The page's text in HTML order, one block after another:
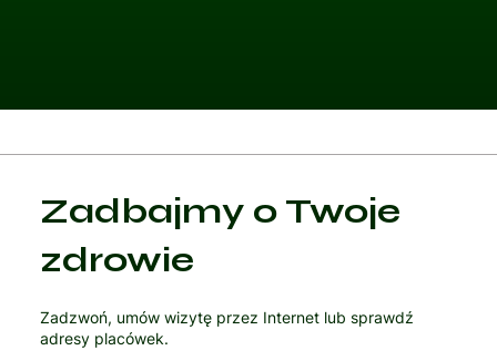
Zadbajmy o Twoje
zdrowie
Zadzwoń, umów wizytę przez Internet lub sprawdź
adresy placówek.